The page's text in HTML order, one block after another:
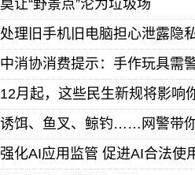
莫让“野景点”沦为垃圾场
处理旧手机旧电脑担心泄露隐
中消协消费提示：手作玩具需
12月起，这些民生新规将影响
诱饵、鱼叉、鲸钓……网警带
强化AI应用监管 促进AI合法使